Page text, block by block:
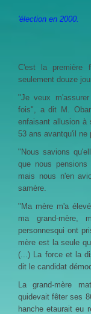
'élection en 2000.
C'est la première
seulement douze
"Je veux
fois", a dit M.
enfaisant allusion à
53 ans avantqu'il ne
"Nous savions
que nous pensions
mais nous n'en
samère.
"Ma mère m'a
ma grand-mère,
personnesqui ont
mère est la seule
(...) La force et la
dit le candidat
La grand-mère
quidevait fêter ses
hanche etaurait eu